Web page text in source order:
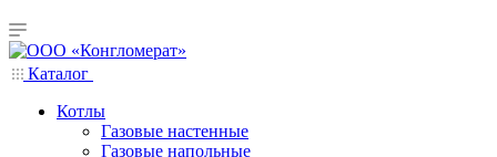
Каталог
Котлы
Газовые настенные
Газовые напольные